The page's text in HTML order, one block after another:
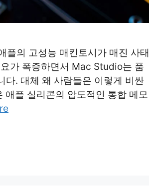
플의 고성능 매킨토시가 매진 사태
가 폭증하면서 Mac Studio는 품
. 대체 왜 사람들은 이렇게 비싼
애플 실리콘의 압도적인 통합 메모